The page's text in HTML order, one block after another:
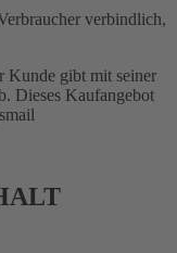
verbindlich,
Kunde gibt mit seiner
Dieses Kaufangebot